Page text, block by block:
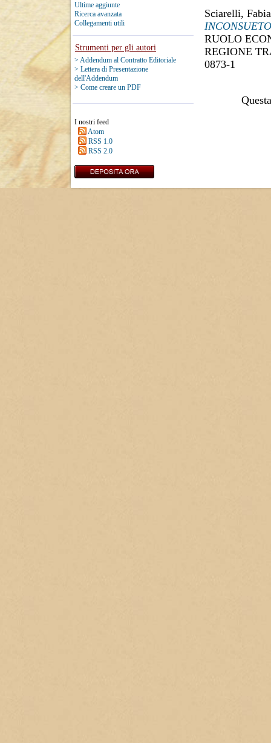
Ultime aggiunte
Ricerca avanzata
Collegamenti utili
Strumenti per gli autori
> Addendum al Contratto Editoriale
> Lettera di Presentazione
dell'Addendum
> Come creare un PDF
I nostri feed
Atom
RSS 1.0
RSS 2.0
Sciarelli,
RUOLO
REGIONE
0873-1